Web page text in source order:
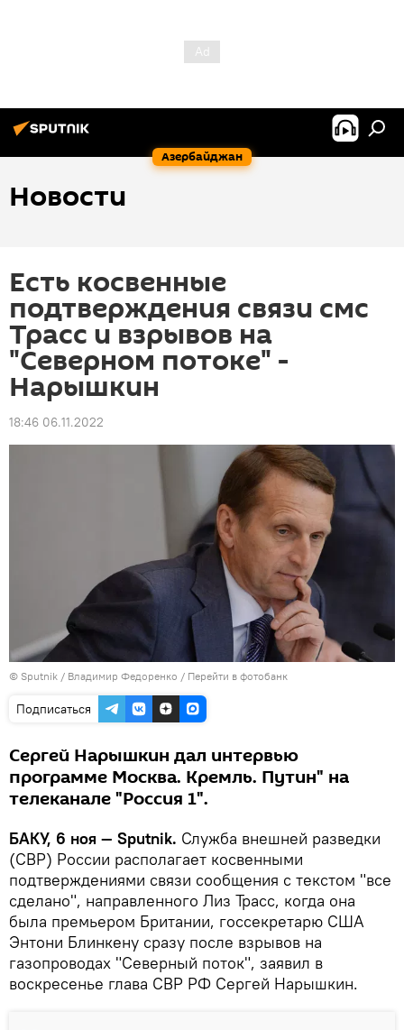
Азербайджан
Новости
Есть косвенные
подтверждения связи смс
Трасс и взрывов на
"Северном потоке" -
Нарышкин
18:46 06.11.2022
© Sputnik / Владимир Федоренко / Перейти в фотобанк
Подписаться
Сергей Нарышкин дал интервью
программе Москва. Кремль. Путин" на
телеканале "Россия 1".
БАКУ, 6 ноя — Sputnik. Служба внешней разведки
(СВР) России располагает косвенными
подтверждениями связи сообщения с текстом "все
сделано", направленного Лиз Трасс, когда она
была премьером Британии, госсекретарю США
Энтони Блинкену сразу после взрывов на
газопроводах "Северный поток", заявил в
воскресенье глава СВР РФ Сергей Нарышкин.